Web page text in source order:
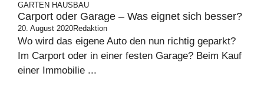
GARTEN HAUSBAU
Carport oder Garage – Was eignet sich besser?
20. August 2020Redaktion
Wo wird das eigene Auto den nun richtig geparkt?
Im Carport oder in einer festen Garage? Beim Kauf
einer Immobilie ...